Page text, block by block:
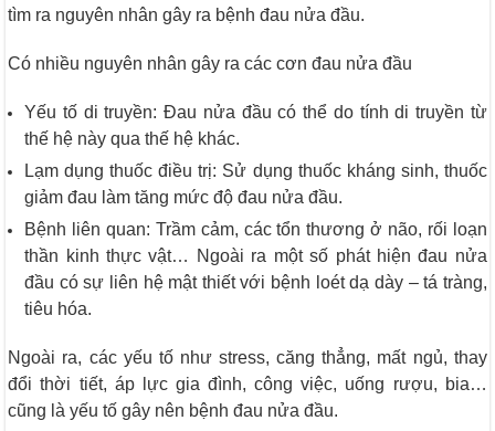
tìm ra nguyên nhân gây ra bệnh đau nửa đầu.
Có nhiều nguyên nhân gây ra các cơn đau nửa đầu
Yếu tố di truyền: Đau nửa đầu có thể do tính di truyền từ
thế hệ này qua thế hệ khác.
Lạm dụng thuốc điều trị: Sử dụng thuốc kháng sinh, thuốc
giảm đau làm tăng mức độ đau nửa đầu.
Bệnh liên quan: Trầm cảm, các tổn thương ở não, rối loạn
thần kinh thực vật… Ngoài ra một số phát hiện đau nửa
đầu có sự liên hệ mật thiết với bệnh loét dạ dày – tá tràng,
tiêu hóa.
Ngoài ra, các yếu tố như stress, căng thẳng, mất ngủ, thay
đổi thời tiết, áp lực gia đình, công việc, uống rượu, bia…
cũng là yếu tố gây nên bệnh đau nửa đầu.